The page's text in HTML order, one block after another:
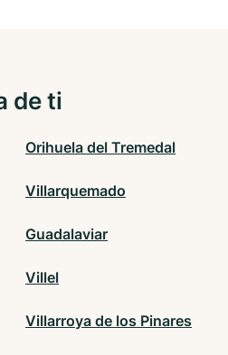
de ti
Orihuela del Tremedal
Villarquemado
Guadalaviar
Villel
Villarroya de los Pinares